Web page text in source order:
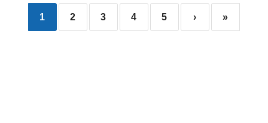
1 2 3 4 5 › »